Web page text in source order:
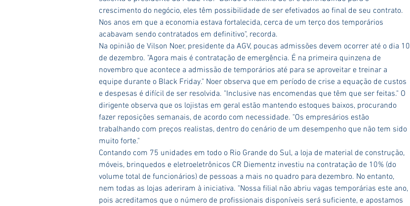
crescimento do negócio, eles têm possibilidade de ser efetivados ao final de seu contrato.
Nos anos em que a economia estava fortalecida, cerca de um terço dos temporários
acabavam sendo contratados em definitivo", recorda.
Na opinião de Vilson Noer, presidente da AGV, poucas admissões devem ocorrer até o dia 10
de dezembro. "Agora mais é contratação de emergência. É na primeira quinzena de
novembro que acontece a admissão de temporários até para se aproveitar e treinar a
equipe durante o Black Friday." Noer observa que em período de crise a equação de custos
e despesas é difícil de ser resolvida. "Inclusive nas encomendas que têm que ser feitas." O
dirigente observa que os lojistas em geral estão mantendo estoques baixos, procurando
fazer reposições semanais, de acordo com necessidade. "Os empresários estão
trabalhando com preços realistas, dentro do cenário de um desempenho que não tem sido
muito forte."
Contando com 75 unidades em todo o Rio Grande do Sul, a loja de material de construção,
móveis, brinquedos e eletroeletrônicos CR Diementz investiu na contratação de 10% (do
volume total de funcionários) de pessoas a mais no quadro para dezembro. No entanto,
nem todas as lojas aderiram à iniciativa. "Nossa filial não abriu vagas temporárias este ano,
pois acreditamos que o número de profissionais disponíveis será suficiente, e apostamos